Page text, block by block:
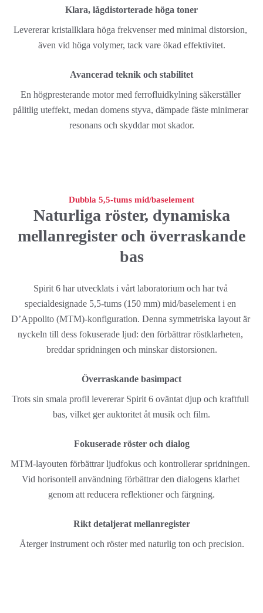
Klara, lågdistorterade höga toner
Levererar kristallklara höga frekvenser med minimal distorsion,
även vid höga volymer, tack vare ökad effektivitet.
Avancerad teknik och stabilitet
En högpresterande motor med ferrofluidkylning säkerställer
pålitlig uteffekt, medan domens styva, dämpade fäste minimerar
resonans och skyddar mot skador.
Dubbla 5,5-tums mid/baselement
Naturliga röster, dynamiska
mellanregister och överraskande
bas
Spirit 6 har utvecklats i vårt laboratorium och har två
specialdesignade 5,5-tums (150 mm) mid/baselement i en
D’Appolito (MTM)-konfiguration. Denna symmetriska layout är
nyckeln till dess fokuserade ljud: den förbättrar röstklarheten,
breddar spridningen och minskar distorsionen.
Överraskande basimpact
Trots sin smala profil levererar Spirit 6 oväntat djup och kraftfull
bas, vilket ger auktoritet åt musik och film.
Fokuserade röster och dialog
MTM-layouten förbättrar ljudfokus och kontrollerar spridningen.
Vid horisontell användning förbättrar den dialogens klarhet
genom att reducera reflektioner och färgning.
Rikt detaljerat mellanregister
Återger instrument och röster med naturlig ton och precision.